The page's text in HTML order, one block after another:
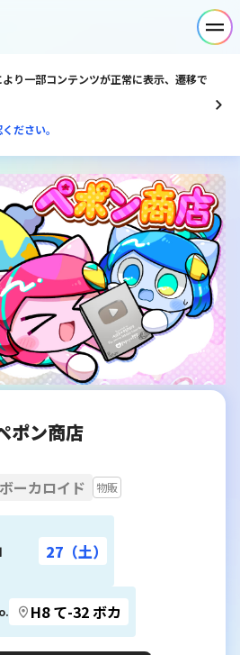
り一部コンテンツが正常に表示、遷移で
ださい。
ポン商店
ボーカロイド 物販
27（土）
H8 て-32 ボカ